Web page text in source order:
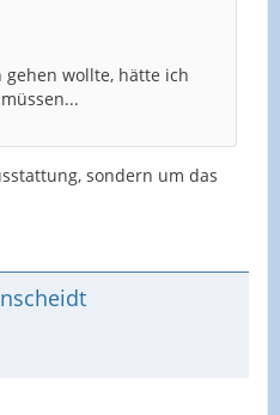
gehen wollte, hätte ich
sondern um das